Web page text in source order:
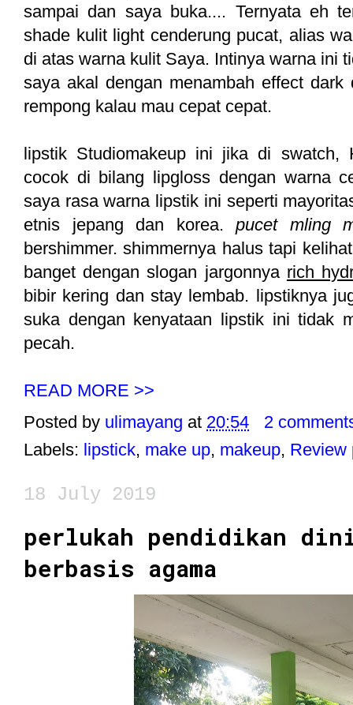
sampai dan saya buka.... Ternyata eh
shade kulit light cenderung pucat, alias
di atas warna kulit Saya. Intinya warna ini
saya akal dengan menambah effect
rempong kalau mau cepat cepat.
lipstik Studiomakeup ini jika di swatch,
cocok di bilang lipgloss dengan warna
saya rasa warna lipstik ini seperti
etnis jepang dan korea. pucet mling
bershimmer. shimmernya halus tapi
banget dengan slogan jargonnya rich
bibir kering dan stay lembab. lipstiknya
suka dengan kenyataan lipstik ini tidak
pecah.
READ MORE >>
Posted by ulimayang at 20:54
2
Labels: lipstick, make up, makeup, Review
18 July 2019
perlukah pendidikan
berbasis agama